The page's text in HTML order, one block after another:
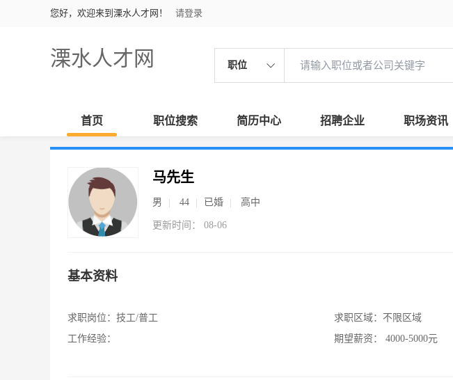
您好，欢迎来到溧水人才网！ 请登录
溧水人才网 职位
首页 职位搜索 简历中心 招聘企业 职场资讯
马先生
男 44 已婚 高中
更新时间： 08-06
基本资料
求职岗位： 技工/普工
工作经验：
求职区域： 不限区域
期望薪资：
4000-5000元